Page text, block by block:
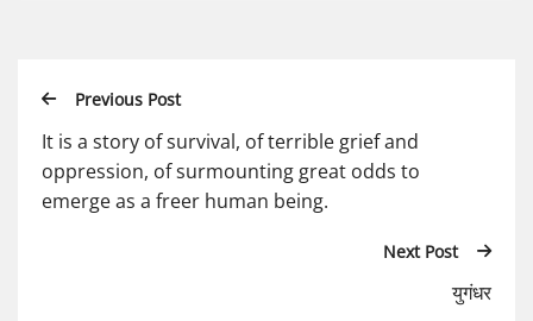
Previous Post
It is a story of survival, of terrible grief and
oppression, of surmounting great odds to
emerge as a freer human being.
Next Post
युगंधर